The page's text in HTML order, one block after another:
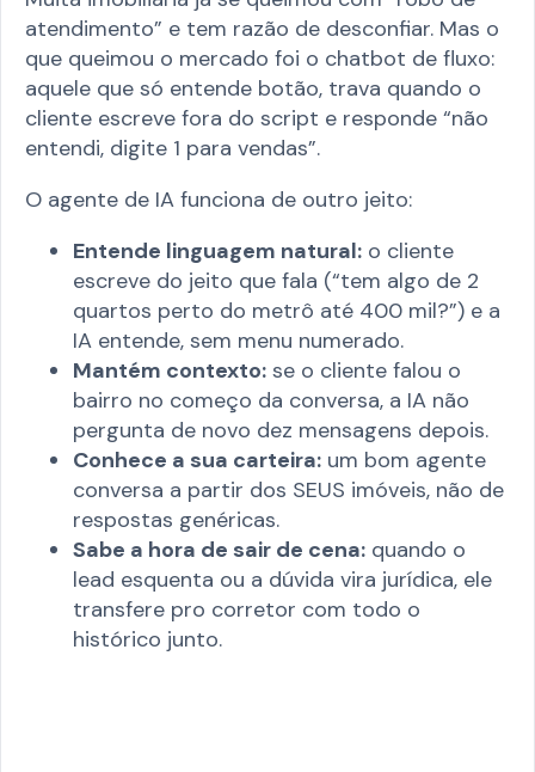
atendimento” e tem razão de desconfiar. Mas o
que queimou o mercado foi o chatbot de fluxo:
aquele que só entende botão, trava quando o
cliente escreve fora do script e responde “não
entendi, digite 1 para vendas”.
O agente de IA funciona de outro jeito:
Entende linguagem natural: o cliente
escreve do jeito que fala (“tem algo de 2
quartos perto do metrô até 400 mil?”) e a
IA entende, sem menu numerado.
Mantém contexto: se o cliente falou o
bairro no começo da conversa, a IA não
pergunta de novo dez mensagens depois.
Conhece a sua carteira: um bom agente
conversa a partir dos SEUS imóveis, não de
respostas genéricas.
Sabe a hora de sair de cena: quando o
lead esquenta ou a dúvida vira jurídica, ele
transfere pro corretor com todo o
histórico junto.